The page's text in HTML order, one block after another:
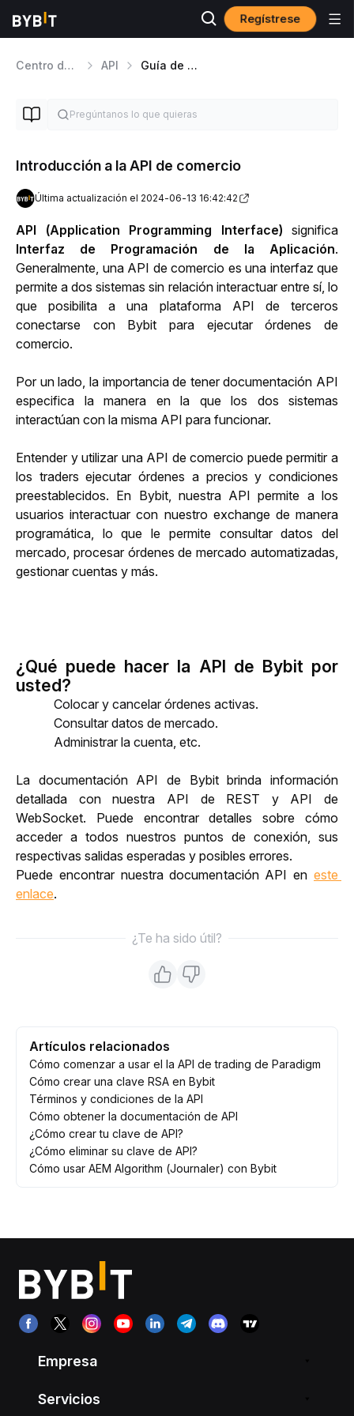
Regístrese
Centro de ayuda API Guía de API
Introducción a la API de comercio
Última actualización el 2024-06-13 16:42:42
API (Application Programming Interface)
Interfaz de Programación de la Aplicación.
Generalmente, una API de comercio es una interfaz que
permite a dos sistemas sin relación interactuar entre sí, lo
que posibilita a una plataforma API de terceros
conectarse con Bybit para ejecutar órdenes de
comercio.
Por un lado, la importancia de tener documentación API
especifica la manera en la que los dos sistemas
interactúan con la misma API para funcionar.
Entender y utilizar una API de comercio puede permitir a
los traders ejecutar órdenes a precios y condiciones
preestablecidos. En Bybit, nuestra API permite a los
usuarios interactuar con nuestro exchange de manera
programática, lo que le permite consultar datos del
mercado, procesar órdenes de mercado automatizadas,
gestionar cuentas y más.
¿Qué puede hacer la API de Bybit por
usted?
Colocar y cancelar órdenes activas.
Consultar datos de mercado.
Administrar la cuenta, etc.
La documentación API de Bybit brinda información
detallada con nuestra API de REST y API de
WebSocket. Puede encontrar detalles sobre cómo
acceder a todos nuestros puntos de conexión, sus
respectivas salidas esperadas y posibles errores.
Puede encontrar nuestra documentación API en este
enlace.
¿Te ha sido útil?
Artículos relacionados
Cómo comenzar a usar el la API de trading de Paradigm
Cómo crear una clave RSA en Bybit
Términos y condiciones de la API
Cómo obtener la documentación de API
¿Cómo crear tu clave de API?
¿Cómo eliminar su clave de API?
Cómo usar AEM Algorithm (Journaler) con Bybit
Empresa
Servicios